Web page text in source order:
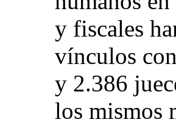
y fiscales
vínculos
y 2.386
los mismos